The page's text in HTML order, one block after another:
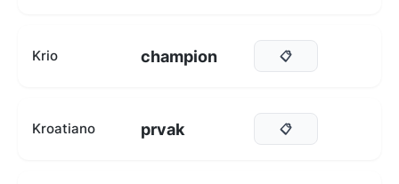
Krio champion 📋
Kroatiano prvak 📋